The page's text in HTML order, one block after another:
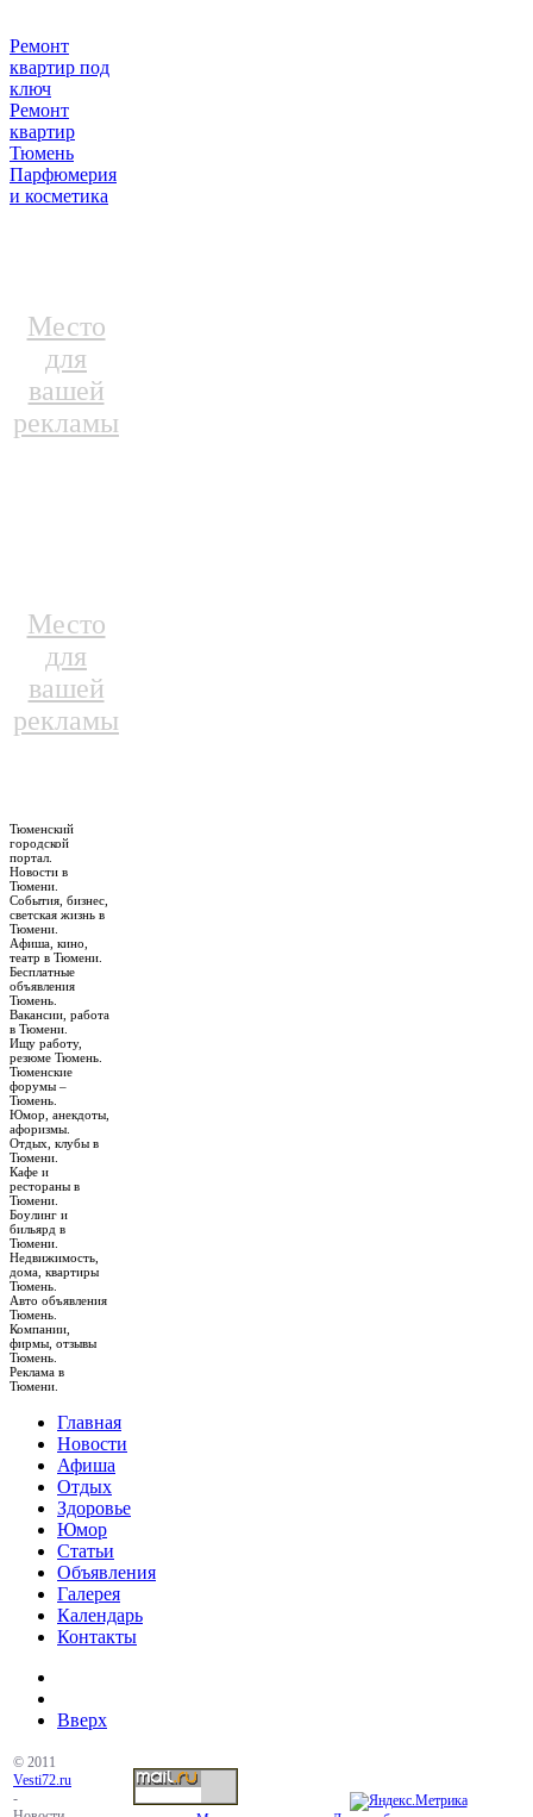
Ремонт
квартир под
ключ
Ремонт
квартир
Тюмень
Парфюмерия
и косметика
Место
для
вашей
рекламы
Место
для
вашей
рекламы
Тюменский
городской
портал.
Новости в
Тюмени.
События, бизнес,
светская жизнь в
Тюмени.
Афиша, кино,
театр в Тюмени.
Бесплатные
объявления
Тюмень.
Вакансии, работа
в Тюмени.
Ищу работу,
резюме Тюмень.
Тюменские
форумы –
Тюмень.
Юмор, анекдоты,
афоризмы.
Отдых, клубы в
Тюмени.
Кафе и
рестораны в
Тюмени.
Боулинг и
бильярд в
Тюмени.
Недвижимость,
дома, квартиры
Тюмень.
Авто объявления
Тюмень.
Компании,
фирмы, отзывы
Тюмень.
Реклама в
Тюмени.
Главная
Новости
Афиша
Отдых
Здоровье
Юмор
Статьи
Объявления
Галерея
Календарь
Контакты
Вверх
© 2011
Vesti72.ru
-